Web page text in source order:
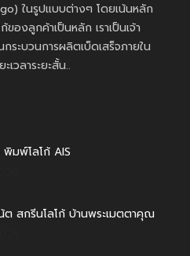
ในรูปแบบต่างๆ โดยเน้นหลัก
ของลูกค้าเป็นหลัก เราเป็นเจ้า
ระบวนการผลิตเบ็ดเสร็จภายใน
เวลาระยะสั้น..
มพ์โลโก้ AIS
ต สกรีนโลโก้ บ้านพระเมตตาคุณ